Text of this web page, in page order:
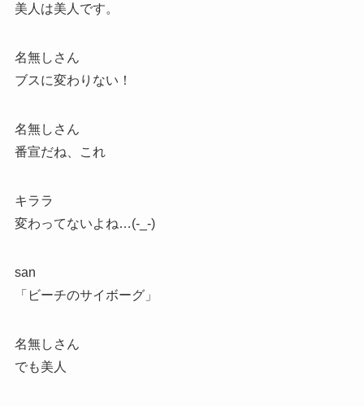
美人は美人です。
名無しさん
ブスに変わりない！
名無しさん
番宣だね、これ
キララ
変わってないよね…(-_-)
san
「ビーチのサイボーグ」
名無しさん
でも美人